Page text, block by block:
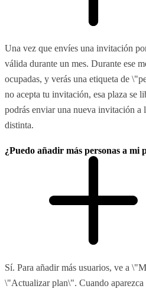
Una vez que envíes una invitación
válida durante un mes. Durante ese
ocupadas, y verás una etiqueta de
no acepta tu invitación, esa plaza se
podrás enviar una nueva invitación a
distinta.
¿Puedo añadir más personas a mi
Sí. Para añadir más usuarios, ve a
\"Actualizar plan\". Cuando aparezca